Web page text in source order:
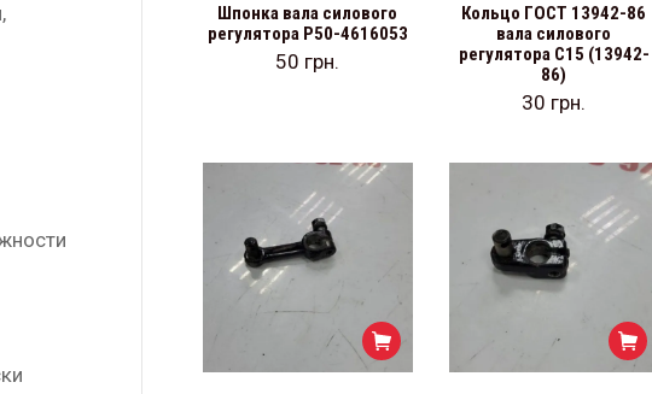
Шпонка вала силового
регулятора Р50-4616053
50 грн.
Кольцо ГОСТ 13942-86
вала силового
регулятора С15 (13942-
86)
30 грн.